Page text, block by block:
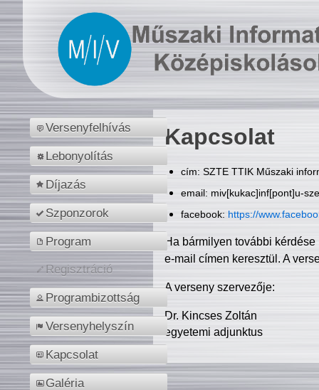
Versenyfelhívás
Lebonyolítás
Díjazás
Szponzorok
Program
Regisztráció
Programbizottság
Versenyhelyszín
Kapcsolat
Galéria
Kapcsolat
cím: SZTE TTIK Műszaki
email: miv[kukac]inf[pont]u-
facebook: https://
Ha bármilyen további
e-mail címen keresztül. A
A verseny szervezője:
Dr. Kincses Zoltán
egyetemi adjunktus